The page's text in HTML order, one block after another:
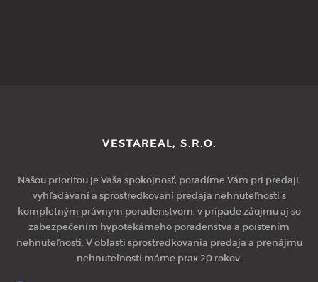
VESTAREAL, S.R.O.
Našou prioritou je Vaša spokojnosť, poradíme Vám pri predaji,
vyhľadávaní a sprostredkovaní predaja nehnuteľnosti s
kompletným právnym poradenstvom, v prípade záujmu aj so
zabezpečením hypotekárneho poradenstva a poistením
nehnuteľnosti. V oblasti sprostredkovania predaja a prenájmu
nehnuteľností máme prax 20 rokov.